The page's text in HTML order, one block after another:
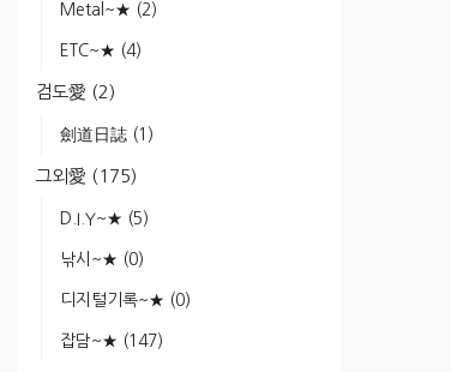
Metal~★ (2)
ETC~★ (4)
검도愛 (2)
劍道日誌 (1)
그외愛 (175)
D.I.Y~★ (5)
낚시~★ (0)
디지털기록~★ (0)
잡담~★ (147)